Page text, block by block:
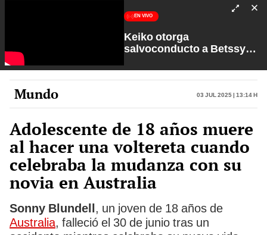
EN VIVO
Keiko otorga
salvoconducto a Betssy
Petroperú | Sin Guion con
Rosa María Palacios
Mundo 03 Jul 2025 | 13:14 h
Adolescente de 18 años muere
al hacer una voltereta cuando
celebraba la mudanza con su
novia en Australia
Sonny Blundell, un joven de 18 años de
Australia, falleció el 30 de junio tras un